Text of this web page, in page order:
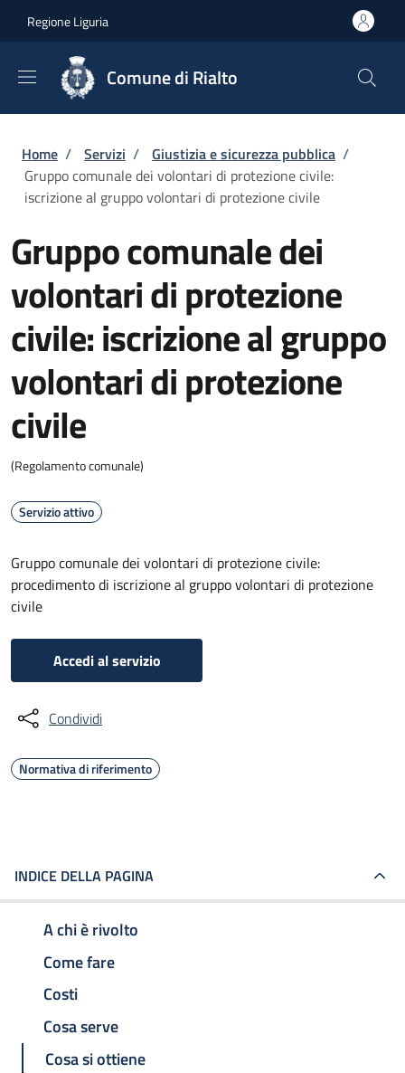
Regione Liguria
Comune di Rialto
Briciole di pane
Home / Servizi / Giustizia e sicurezza pubblica /
Gruppo comunale dei volontari di protezione civile:
iscrizione al gruppo volontari di protezione civile
Gruppo comunale dei
volontari di protezione
civile: iscrizione al gruppo
volontari di protezione
civile
(Regolamento comunale)
Servizio attivo
Gruppo comunale dei volontari di protezione civile:
procedimento di iscrizione al gruppo volontari di protezione
civile
Accedi al servizio
Condividi
Normativa di riferimento
INDICE DELLA PAGINA
A chi è rivolto
Come fare
Costi
Cosa serve
Cosa si ottiene